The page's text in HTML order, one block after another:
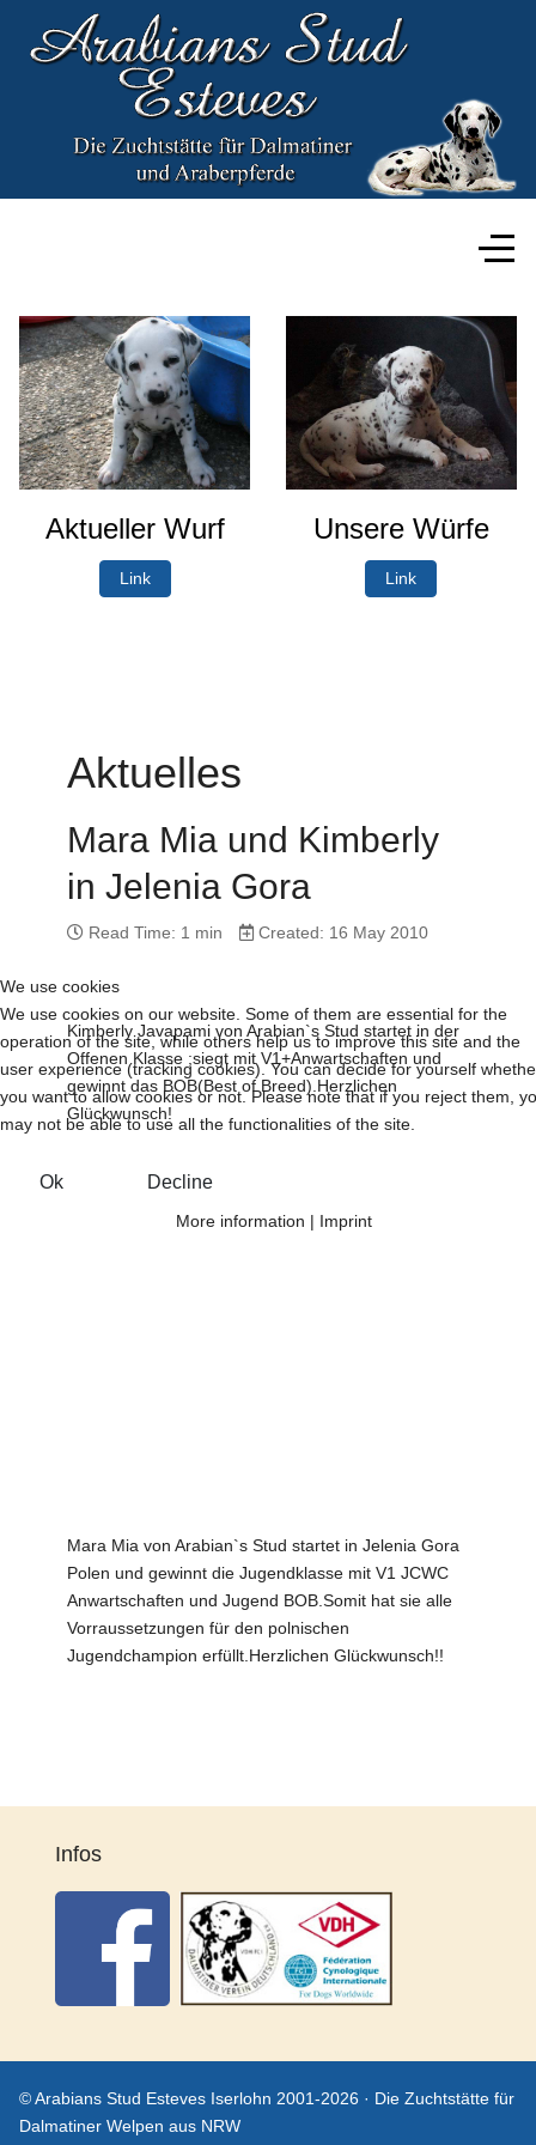
Aktueller Wurf
Link
Unsere Würfe
Link
Aktuelles
Mara Mia und Kimberly
in Jelenia Gora
Read Time: 1 min Created: 16 May 2010
Kimberly Javapami von Arabian`s Stud startet in der
Offenen Klasse ;siegt mit V1+Anwartschaften und
gewinnt das BOB(Best of Breed).Herzlichen
Glückwunsch!
Mara Mia von Arabian`s Stud startet in Jelenia Gora
Polen und gewinnt die Jugendklasse mit V1 JCWC
Anwartschaften und Jugend BOB.Somit hat sie alle
Vorraussetzungen für den polnischen
Jugendchampion erfüllt.Herzlichen Glückwunsch!!
Infos
© Arabians Stud Esteves Iserlohn 2001-2026 · Die Zuchtstätte für
Dalmatiner Welpen aus NRW
We use cookies
We use cookies on our website. Some of them are essential for the
operation of the site, while others help us to improve this site and the
user experience (tracking cookies). You can decide for yourself
you want to allow cookies or not. Please note that if you reject them,
may not be able to use all the functionalities of the site.
Ok Decline
More information | Imprint